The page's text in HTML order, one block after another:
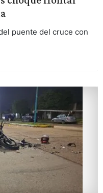
puente del cruce con